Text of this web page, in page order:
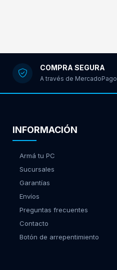
COMPRA SEGURA
A través de MercadoPago
INFORMACIÓN
Armá tu PC
Sucursales
Garantías
Envíos
Preguntas frecuentes
Contacto
Botón de arrepentimiento